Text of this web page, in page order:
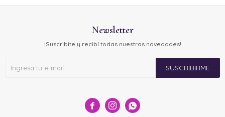
  
Newsletter
¡Suscribite y recibí todas nuestras novedades!
SUSCRIBIRME